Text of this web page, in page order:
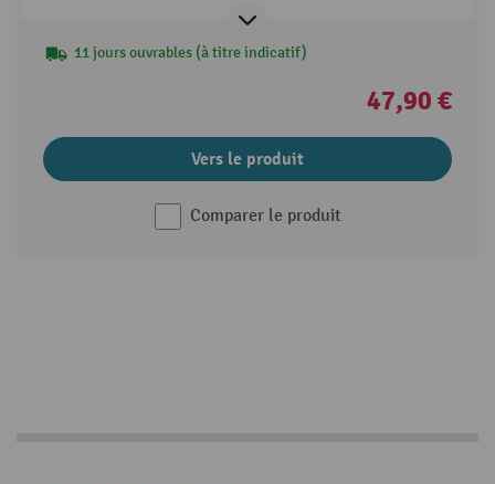
11 jours ouvrables (à titre indicatif)
47,90 €
Vers le produit
Comparer le produit